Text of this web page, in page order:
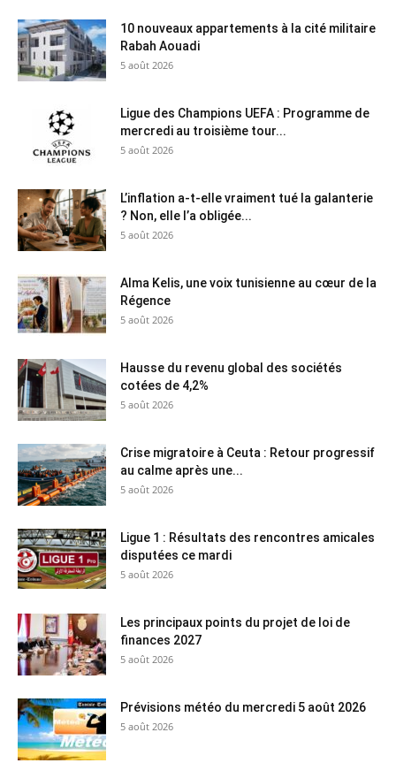
10 nouveaux appartements à la cité militaire
Rabah Aouadi
5 août 2026
Ligue des Champions UEFA : Programme de
mercredi au troisième tour...
5 août 2026
L’inflation a-t-elle vraiment tué la galanterie
? Non, elle l’a obligée...
5 août 2026
Alma Kelis, une voix tunisienne au cœur de la
Régence
5 août 2026
Hausse du revenu global des sociétés
cotées de 4,2%
5 août 2026
Crise migratoire à Ceuta : Retour progressif
au calme après une...
5 août 2026
Ligue 1 : Résultats des rencontres amicales
disputées ce mardi
5 août 2026
Les principaux points du projet de loi de
finances 2027
5 août 2026
Prévisions météo du mercredi 5 août 2026
5 août 2026